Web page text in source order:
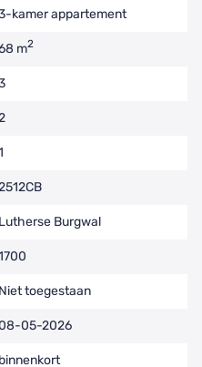
kamer appartement
m2
Lutherse Burgwal
Niet toegestaan
05-2026
binnenkort